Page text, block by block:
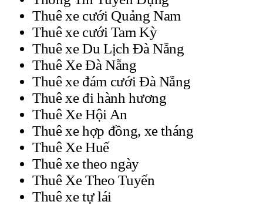
Thuê xe cưới Quảng Nam
Thuê xe cưới Tam Kỳ
Thuê xe Du Lịch Đà Nẵng
Thuê Xe Đà Nẵng
Thuê xe đám cưới Đà Nẵng
Thuê xe đi hành hương
Thuê Xe Hội An
Thuê xe hợp đồng, xe tháng
Thuê Xe Huế
Thuê xe theo ngày
Thuê Xe Theo Tuyến
Thuê xe tự lái